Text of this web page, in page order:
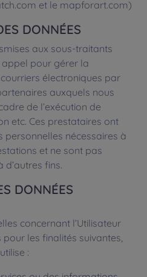
et le mapforart.com)
DONNÉES
aux sous-traitants
pour gérer la
électroniques par
auxquels nous
de l’exécution de
etc. Ces prestataires ont
personnelles nécessaires à
et ne sont pas
d’autres fins.
DONNÉES
concernant l’Utilisateur
les finalités suivantes,
: